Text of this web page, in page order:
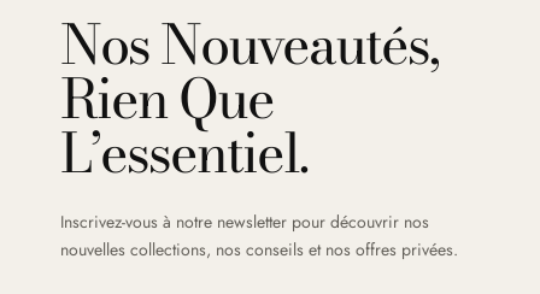
Nos Nouveautés,
Rien Que
L’essentiel.
Inscrivez-vous à notre newsletter pour découvrir nos
nouvelles collections, nos conseils et nos offres privées.